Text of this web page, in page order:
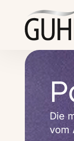
springen
Die
vom